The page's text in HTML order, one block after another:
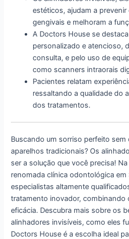
estéticos, ajudam a
gengivais e melhoram a
A Doctors House se
personalizado e atencioso,
consulta, e pelo uso de
como scanners intraorais
Pacientes relatam
ressaltando a qualidade do
dos tratamentos.
Buscando um sorriso perfeito
aparelhos tradicionais? Os
ser a solução que você precisa!
renomada clínica odontológica em
especialistas altamente
tratamento inovador, combinando
eficácia. Descubra mais sobre os
alinhadores invisíveis, como eles
Doctors House é a escolha ideal